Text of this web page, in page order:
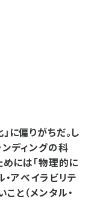
に偏りがちだ。し
ンディングの科
めには「物理的に
アベイラビリテ
と（メンタル・